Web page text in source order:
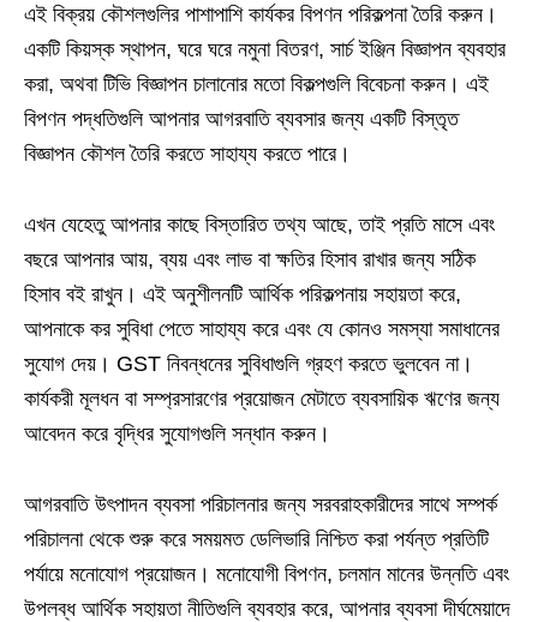
এই বিক্রয় কৌশলগুলির পাশাপাশি কার্যকর বিপণন পরিকল্পনা তৈরি করুন।
একটি কিয়স্ক স্থাপন, ঘরে ঘরে নমুনা বিতরণ, সার্চ ইঞ্জিন বিজ্ঞাপন ব্যবহার
করা, অথবা টিভি বিজ্ঞাপন চালানোর মতো বিকল্পগুলি বিবেচনা করুন। এই
বিপণন পদ্ধতিগুলি আপনার আগরবাতি ব্যবসার জন্য একটি বিস্তৃত
বিজ্ঞাপন কৌশল তৈরি করতে সাহায্য করতে পারে।
এখন যেহেতু আপনার কাছে বিস্তারিত তথ্য আছে, তাই প্রতি মাসে এবং
বছরে আপনার আয়, ব্যয় এবং লাভ বা ক্ষতির হিসাব রাখার জন্য সঠিক
হিসাব বই রাখুন। এই অনুশীলনটি আর্থিক পরিকল্পনায় সহায়তা করে,
আপনাকে কর সুবিধা পেতে সাহায্য করে এবং যে কোনও সমস্যা সমাধানের
সুযোগ দেয়। GST নিবন্ধনের সুবিধাগুলি গ্রহণ করতে ভুলবেন না।
কার্যকরী মূলধন বা সম্প্রসারণের প্রয়োজন মেটাতে ব্যবসায়িক ঋণের জন্য
আবেদন করে বৃদ্ধির সুযোগগুলি সন্ধান করুন।
আগরবাতি উৎপাদন ব্যবসা পরিচালনার জন্য সরবরাহকারীদের সাথে সম্পর্ক
পরিচালনা থেকে শুরু করে সময়মত ডেলিভারি নিশ্চিত করা পর্যন্ত প্রতিটি
পর্যায়ে মনোযোগ প্রয়োজন। মনোযোগী বিপণন, চলমান মানের উন্নতি এবং
উপলব্ধ আর্থিক সহায়তা নীতিগুলি ব্যবহার করে, আপনার ব্যবসা দীর্ঘমেয়াদে